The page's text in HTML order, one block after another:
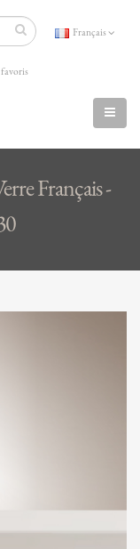
Français
Français -